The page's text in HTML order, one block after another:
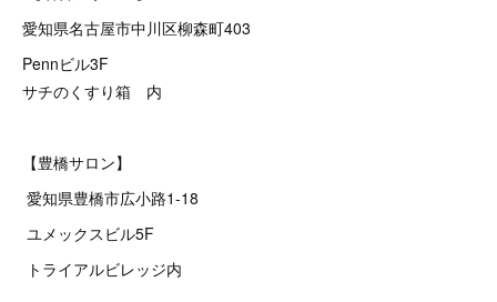
愛知県名古屋市中川区柳森町403
Pennビル3F
サチのくすり箱 内
【豊橋サロン】
愛知県豊橋市広小路1-18
ユメックスビル5F
トライアルビレッジ内